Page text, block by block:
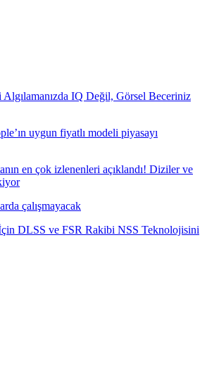
IQ Değil, Görsel Beceriniz
uygun fiyatlı modeli piyasayı
en çok izlenenleri açıklandı! Diziler ve
çalışmayacak
DLSS ve FSR Rakibi NSS Teknolojisini